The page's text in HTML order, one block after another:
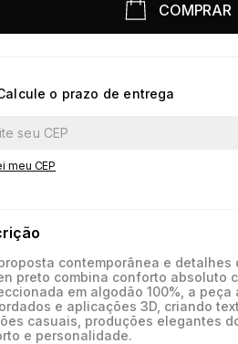
COMPRAR
o prazo de entrega
meu CEP
contemporânea e
preto combina conforto absoluto
em algodão 100%, a
e aplicações 3D, criando
casuais, produções elegantes
e personalidade.